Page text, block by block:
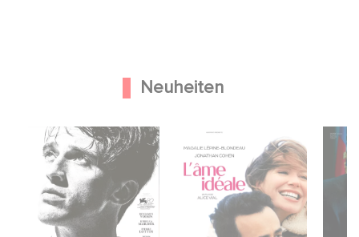
Neuheiten